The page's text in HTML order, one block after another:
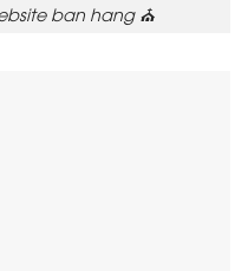
ban hang ⛪